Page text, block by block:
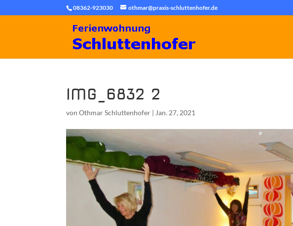
08362-923030 othmar@praxis-schluttenhofer.de
IMG_6832 2
vonOthmar Schluttenhofer | Jan. 27, 2021